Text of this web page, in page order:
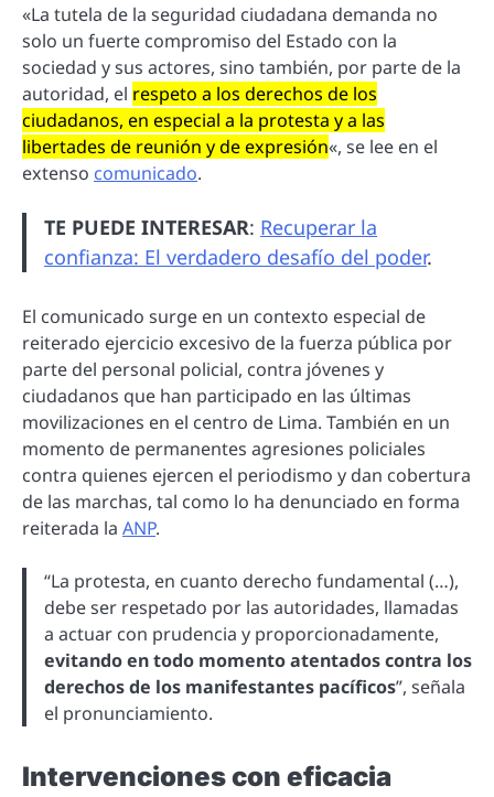
«La tutela de la seguridad ciudadana demanda no
solo un fuerte compromiso del Estado con la
sociedad y sus actores, sino también, por parte de la
autoridad, el respeto a los derechos de los
ciudadanos, en especial a la protesta y a las
libertades de reunión y de expresión«, se lee en el
extenso comunicado.
TE PUEDE INTERESAR: Recuperar la
confianza: El verdadero desafío del poder.
El comunicado surge en un contexto especial de
reiterado ejercicio excesivo de la fuerza pública por
parte del personal policial, contra jóvenes y
ciudadanos que han participado en las últimas
movilizaciones en el centro de Lima. También en un
momento de permanentes agresiones policiales
contra quienes ejercen el periodismo y dan cobertura
de las marchas, tal como lo ha denunciado en forma
reiterada la ANP.
“La protesta, en cuanto derecho fundamental (…),
debe ser respetado por las autoridades, llamadas
a actuar con prudencia y proporcionadamente,
evitando en todo momento atentados contra los
derechos de los manifestantes pacíficos”, señala
el pronunciamiento.
Intervenciones con eficacia